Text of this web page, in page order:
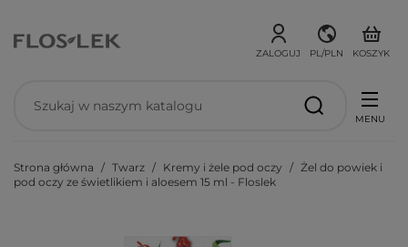
ZALOGUJ PL/PLN KOSZYK
MENU
Strona główna Twarz Kremy i żele pod oczy
Żel do powiek i
pod oczy ze świetlikiem i aloesem 15 ml - Floslek